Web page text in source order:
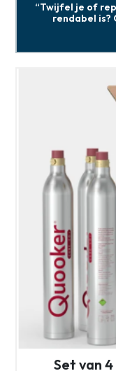
“Twijfel je of
rendabel is?
Set van